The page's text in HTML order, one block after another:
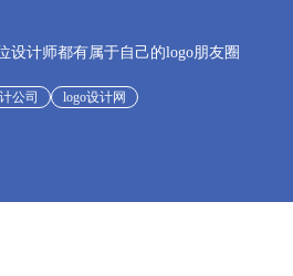
设计师都有属于自己的logo朋友圈
公司 logo设计网